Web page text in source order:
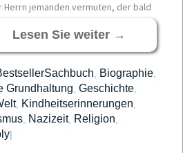
jemanden vermuten, der bald
Lesen Sie weiter →
Biographie
Grundhaltung Geschichte
, Kindheitserinnerungen
Nazizeit, Religion
|